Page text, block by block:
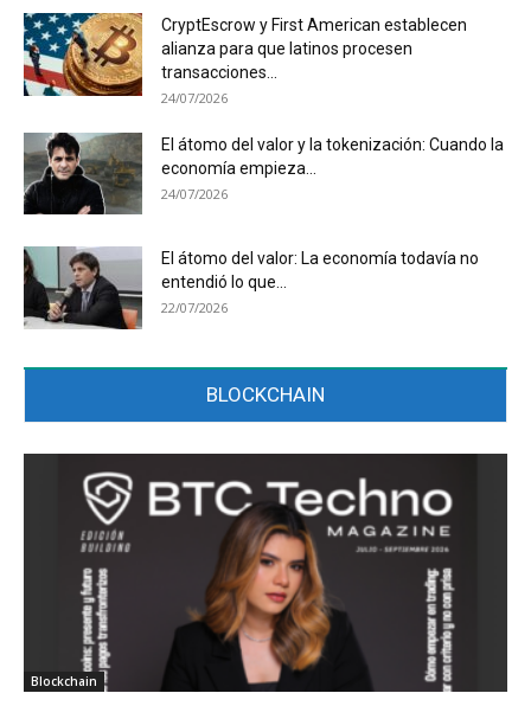
CryptEscrow y First American establecen
alianza para que latinos procesen
transacciones...
24/07/2026
El átomo del valor y la tokenización: Cuando la
economía empieza...
24/07/2026
El átomo del valor: La economía todavía no
entendió lo que...
22/07/2026
BLOCKCHAIN
Blockchain